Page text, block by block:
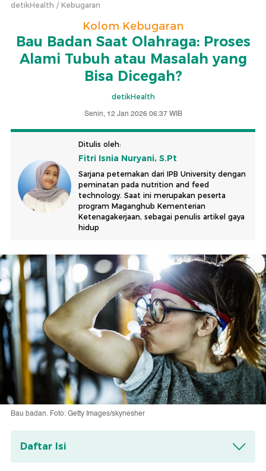
detikHealth Kebugaran
Kolom Kebugaran
Bau Badan Saat Olahraga: Proses
Alami Tubuh atau Masalah yang
Bisa Dicegah?
detikHealth
Senin, 12 Jan 2026 06:37 WIB
Ditulis oleh:
Fitri Isnia Nuryani, S.Pt
Sarjana peternakan dari IPB University dengan
peminatan pada nutrition and feed
technology. Saat ini merupakan peserta
program Maganghub Kementerian
Ketenagakerjaan, sebagai penulis artikel gaya
hidup
Bau badan. Foto: Getty Images/skynesher
Daftar Isi
Bau Badan Muncul Karena Bakteri di Kulit: